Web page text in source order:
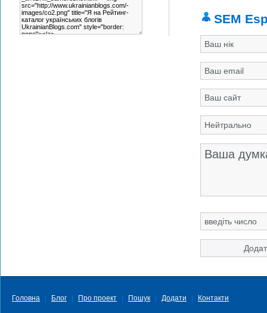
SEM
Головна Блог Про проект Пошук Додати Контакти